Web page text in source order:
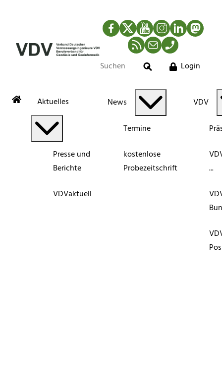
Facebook
TwitterYouTubeInstagram
LinkedIn
RSS-Newsfeed
MailTelefon
Suche
Login
Aktuelles
Presse und
Berichte
VDVaktuell
News
Termine
kostenlose
Probezeitschrift
VDV
...